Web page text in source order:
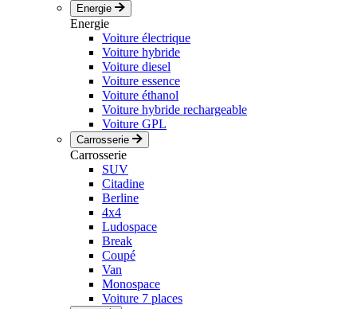
Energie
Energie
Voiture électrique
Voiture hybride
Voiture diesel
Voiture essence
Voiture éthanol
Voiture hybride rechargeable
Voiture GPL
Carrosserie
Carrosserie
SUV
Citadine
Berline
4x4
Ludospace
Break
Coupé
Van
Monospace
Voiture 7 places